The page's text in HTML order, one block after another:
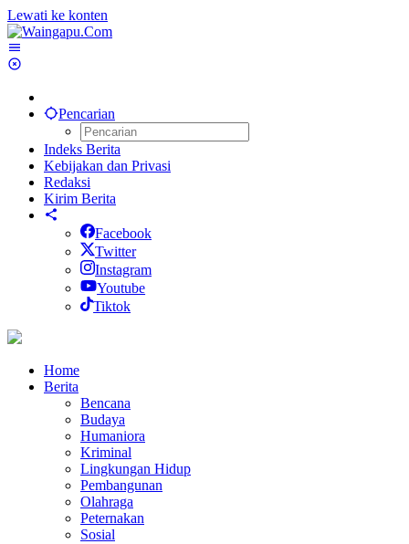
Lewati ke konten
Pencarian
Indeks Berita
Kebijakan dan Privasi
Redaksi
Kirim Berita
Facebook
Twitter
Instagram
Youtube
Tiktok
Home
Berita
Bencana
Budaya
Humaniora
Kriminal
Lingkungan Hidup
Pembangunan
Olahraga
Peternakan
Sosial